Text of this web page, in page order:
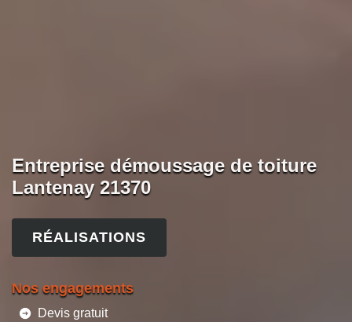
Entreprise démoussage de toiture
Lantenay 21370
RÉALISATIONS
Nos engagements
Devis gratuit